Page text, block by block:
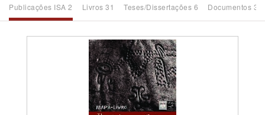
Área de Levantamento
Publicações ISA 2 Livros 31 Teses/Dissertações 6 Documentos